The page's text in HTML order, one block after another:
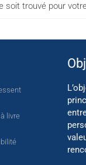
soit trouvé pour
livre